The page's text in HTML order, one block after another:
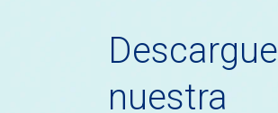
Descargue
nuestra